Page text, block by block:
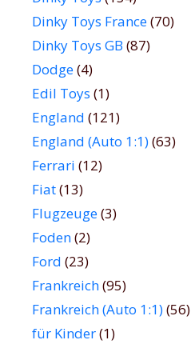
Dinky Toys France(70)
Dinky Toys GB (87)
Dodge(4)
Edil Toys (1)
England (121)
England (Auto 1:1)(63)
Ferrari (12)
Fiat(13)
Flugzeuge(3)
Foden(2)
Ford (23)
Frankreich(95)
Frankreich (Auto 1:1)(56)
für Kinder(1)